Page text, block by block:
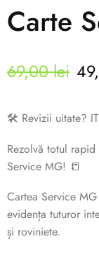
Carte
69,00lei
🛠️ Revizii uitate?
Rezolvă totul
Service MG! 📒
Cartea Service
evidența tuturor
și roviniete.